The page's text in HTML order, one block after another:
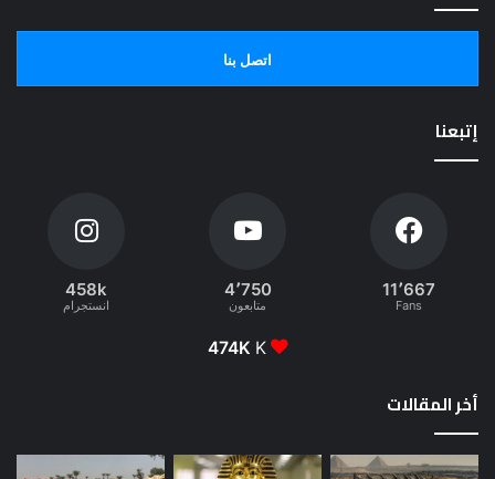
اتصل بنا
إتبعنا
11٬667
Fans
4٬750
متابعون
458k
انستجرام
474K K
أخر المقالات